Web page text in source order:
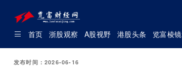
首页 浙股观察 A股视野 港股头条 览富棱镜
发布时间：2026-06-16